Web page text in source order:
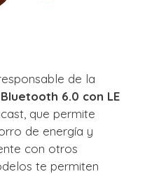
de la
Bluetooth 6.0 con LE
que permite
de energía y
con otros
te permiten